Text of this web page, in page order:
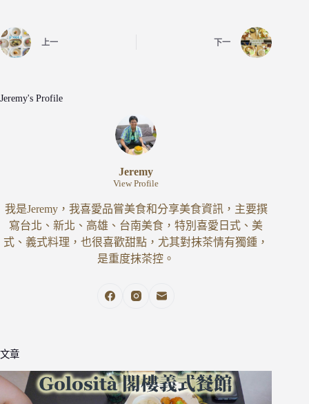
上一 下一
Jeremy's Profile
Jeremy
View Profile
我是Jeremy，我喜愛品嘗美食和分享美食資訊，主要撰
寫台北、新北、高雄、台南美食，特別喜愛日式、美
式、義式料理，也很喜歡甜點，尤其對抹茶情有獨鍾，
是重度抹茶控。
文章